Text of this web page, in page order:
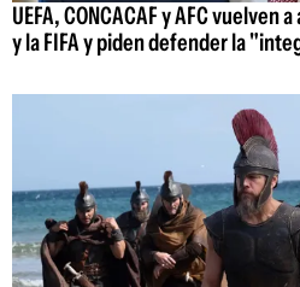
UEFA, CONCACAF y AFC
y la FIFA y piden defender la